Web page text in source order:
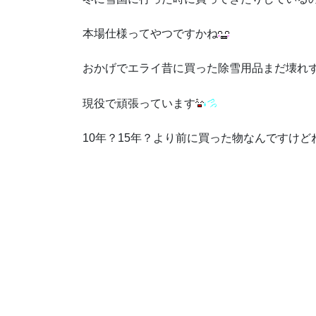
本場仕様ってやつですかね
おかげでエライ昔に買った除雪用品まだ壊れ
現役で頑張っています
10年？15年？より前に買った物なんですけど